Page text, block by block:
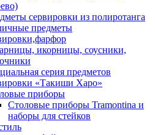
сервировки из полиротанга
предметы
икорницы, соусники,
серия предметов
«Такиши Харо»
приборы
Столовые приборы Trаmоntina и
наборы для стейков